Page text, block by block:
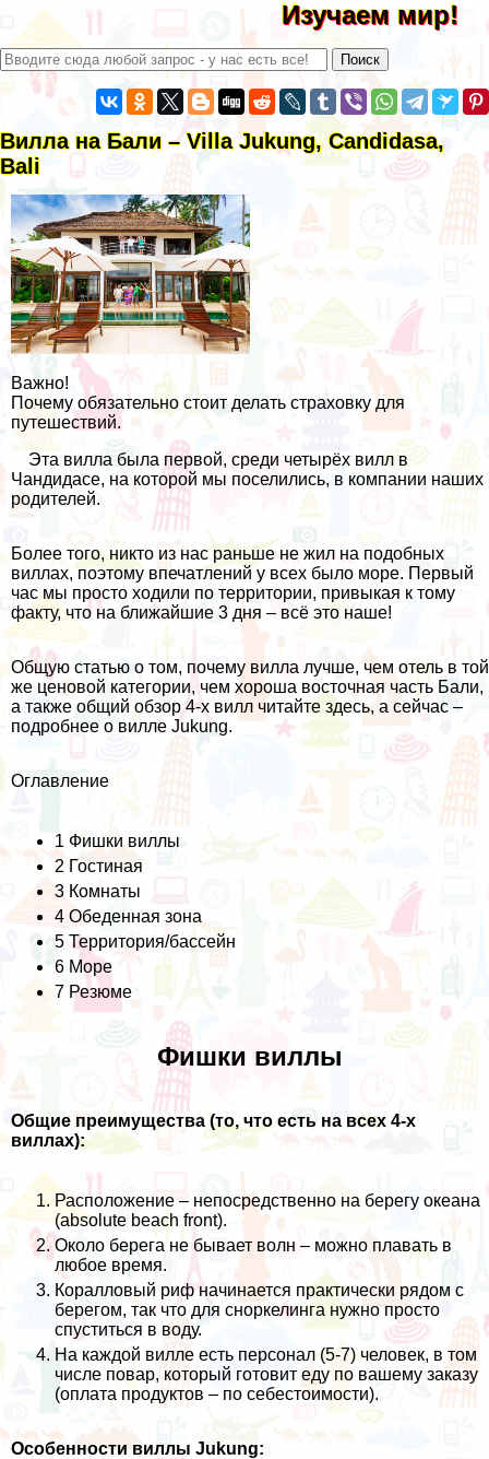
Изучаем мир!
Вилла на Бали – Villa Jukung, Candidasa,
Bali
Важно!
Почему обязательно стоит делать страховку для
путешествий.
Эта вилла была первой, среди четырёх вилл в
Чандидасе, на которой мы поселились, в компании наших
родителей.
Более того, никто из нас раньше не жил на подобных
виллах, поэтому впечатлений у всех было море. Первый
час мы просто ходили по территории, привыкая к тому
факту, что на ближайшие 3 дня – всё это наше!
Общую статью о том, почему вилла лучше, чем отель в той
же ценовой категории, чем хороша восточная часть Бали,
а также общий обзор 4-х вилл читайте здесь, а сейчас –
подробнее о вилле Jukung.
Оглавление
1 Фишки виллы
2 Гостиная
3 Комнаты
4 Обеденная зона
5 Территория/бассейн
6 Море
7 Резюме
Фишки виллы
Общие преимущества (то, что есть на всех 4-х
виллах):
Расположение – непосредственно на берегу океана
(absolute beach front).
Около берега не бывает волн – можно плавать в
любое время.
Коралловый риф начинается практически рядом с
берегом, так что для сноркелинга нужно просто
спуститься в воду.
На каждой вилле есть персонал (5-7) человек, в том
числе повар, который готовит еду по вашему заказу
(оплата продуктов – по себестоимости).
Особенности виллы Jukung: